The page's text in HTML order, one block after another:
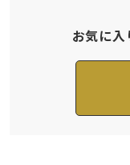
お気に入